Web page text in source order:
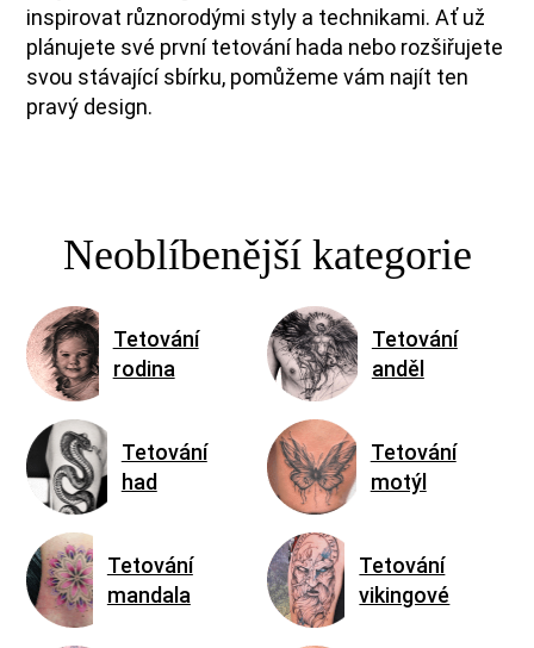
inspirovat různorodými styly a technikami. Ať už
plánujete své první tetování hada nebo rozšiřujete
svou stávající sbírku, pomůžeme vám najít ten
pravý design.
Neoblíbenější kategorie
Tetování
rodina
Tetování
had
Tetování
mandala
Tetování
anděl
Tetování
motýl
Tetování
vikingové